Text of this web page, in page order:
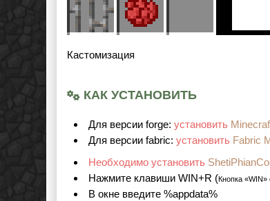
Кастомизация
КАК УСТАНОВИТЬ
Для версии forge: установить
Для версии fabric: установить Fabric
Необходимо установить
Нажмите клавиши WIN+R (Кнопка
В окне введите %appdata%